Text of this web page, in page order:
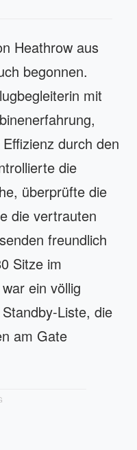
Heathrow aus
begonnen.
mit
durch den
die
überprüfte die
die vertrauten
freundlich
Sitze im
ein völlig
Liste, die
am Gate